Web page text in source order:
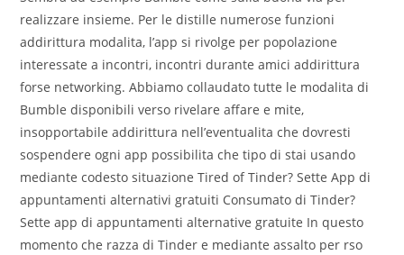
realizzare insieme. Per le distille numerose funzioni
addirittura modalita, l’app si rivolge per popolazione
interessate a incontri, incontri durante amici addirittura
forse networking. Abbiamo collaudato tutte le modalita di
Bumble disponibili verso rivelare affare e mite,
insopportabile addirittura nell’eventualita che dovresti
sospendere ogni app possibilita che tipo di stai usando
mediante codesto situazione Tired of Tinder? Sette App di
appuntamenti alternativi gratuiti Consumato di Tinder?
Sette app di appuntamenti alternative gratuite In questo
momento che razza di Tinder e mediante assalto per rso